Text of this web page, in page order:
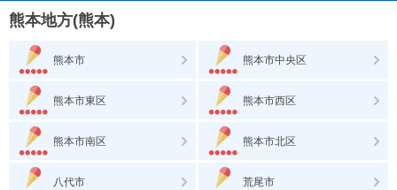
熊本地方(熊本)
熊本市 熊本市中央区
熊本市東区 熊本市西区
熊本市南区 熊本市北区
八代市 荒尾市